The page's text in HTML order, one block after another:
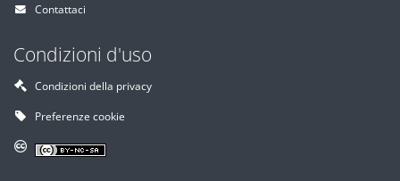
Contattaci
Condizioni d'uso
Condizioni della privacy
Preferenze cookie